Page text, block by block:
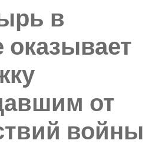
в
оказывает
от
войны